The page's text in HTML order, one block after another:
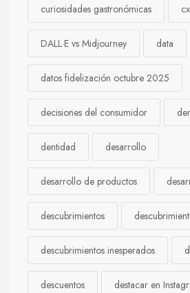
curiosidades gastronómicas cx
DALL·E vs Midjourney data
datos fidelización octubre 2025
decisiones del consumidor
dentidad desarrollo
desarrollo de productos
descubrimientos
descubrimientos inesperados
descuentos destacar en